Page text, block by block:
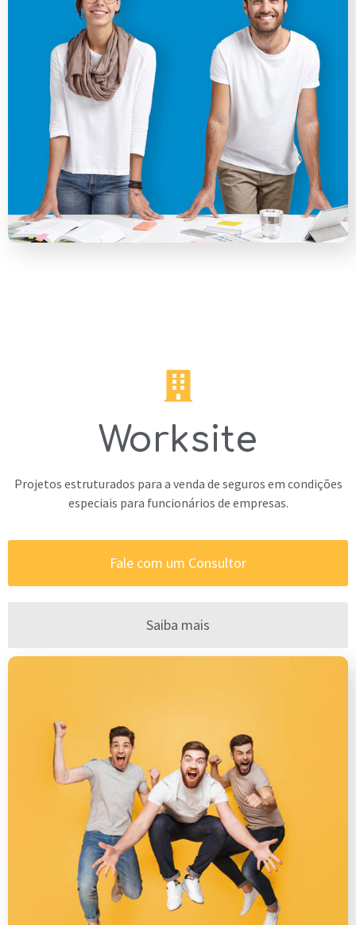
Worksite
Projetos estruturados para a venda de seguros em condições
especiais para funcionários de empresas.
Fale com um Consultor
Saiba mais